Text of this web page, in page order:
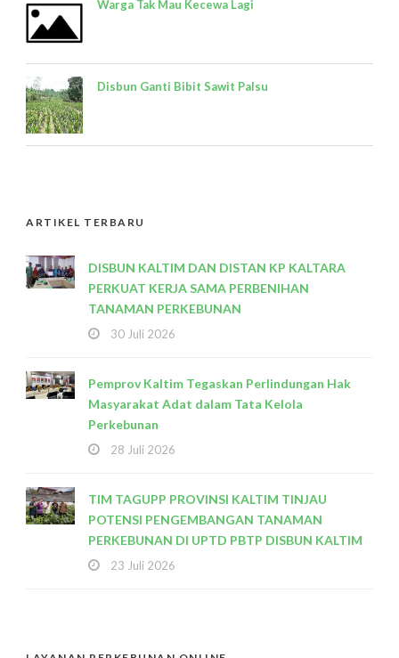
Warga Tak Mau Kecewa Lagi
Disbun Ganti Bibit Sawit Palsu
ARTIKEL TERBARU
DISBUN KALTIM DAN DISTAN KP KALTARA
PERKUAT KERJA SAMA PERBENIHAN
TANAMAN PERKEBUNAN
30 Juli 2026
Pemprov Kaltim Tegaskan Perlindungan Hak
Masyarakat Adat dalam Tata Kelola
Perkebunan
28 Juli 2026
TIM TAGUPP PROVINSI KALTIM TINJAU
POTENSI PENGEMBANGAN TANAMAN
PERKEBUNAN DI UPTD PBTP DISBUN KALTIM
23 Juli 2026